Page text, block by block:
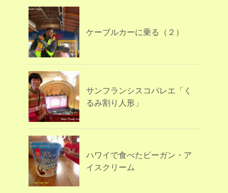
ケーブルカーに乗る（２）
サンフランシスコバレエ「く
るみ割り人形」
ハワイで食べたビーガン・ア
イスクリーム